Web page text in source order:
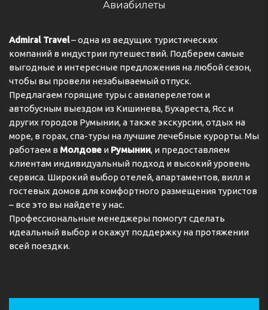
Авиабилеты
Admiral Travel– одна из ведущих туристических
компаний в индустрии путешествий. Подберем самые
выгодные и интересные предложения на любой сезон,
чтобы вы провели незабываемый отпуск.
Предлагаем горящие туры с авиаперелетом и
автобусным выездом из Кишинева, Бухареста, Ясс и
других городов Румынии, а также экскурсии, отдых на
море, в горах, спа-туры на лучшие лечебные курорты. Мы
работаем в Молдове и Румынии, и предоставляем
клиентам индивидуальный подход и высокий уровень
сервиса. Широкий выбор отелей, апартаментов, вилл и
гостевых домов для комфортного размещения туристов
– все это вы найдете у нас.
Профессиональные менеджеры помогут сделать
идеальный выбор и окажут поддержку на протяжении
всей поездки.